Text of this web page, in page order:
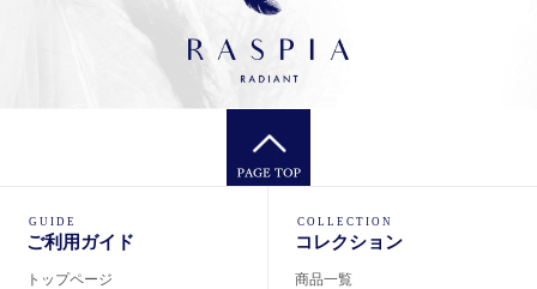
GUIDE
ご利用ガイド
トップページ
COLLECTION
コレクション
商品一覧